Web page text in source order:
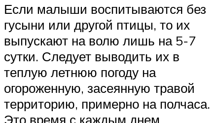
Если малыши воспитываются без
гусыни или другой птицы, то их
выпускают на волю лишь на 5-7
сутки. Следует выводить их в
теплую летнюю погоду на
огороженную, засеянную травой
территорию, примерно на полчаса.
Это время с каждым днем